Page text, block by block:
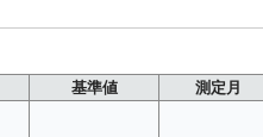
基準値 測定月